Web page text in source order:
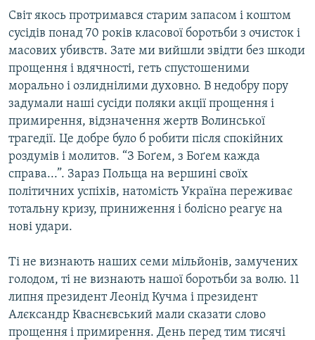
Усі сайти RFE/RL
Світ якось протримався старим запасом і коштом
сусідів понад 70 років класової боротьби з очисток і
масових убивств. Зате ми вийшли звідти без шкоди
прощення і вдячності, геть спустошеними
морально і озлиднілими духовно. В недобру пору
задумали наші сусіди поляки акції прощення і
примирення, відзначення жертв Волинської
трагедії. Це добре було б робити після спокійних
роздумів і молитов. “З Боґем, з Боґем кажда
справа...”. Зараз Польща на вершині своїх
політичних успіхів, натомість Україна переживає
тотальну кризу, приниження і болісно реагує на
нові удари.
Ті не визнають наших семи мільйонів, замучених
голодом, ті не визнають нашої боротьби за волю. 11
липня президент Леонід Кучма і президент
Алєксандр Кваснєвський мали сказати слово
прощення і примирення. День перед тим тисячі